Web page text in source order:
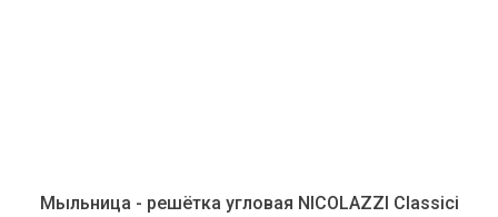
Мыльница - решётка угловая NICOLAZZI Classici